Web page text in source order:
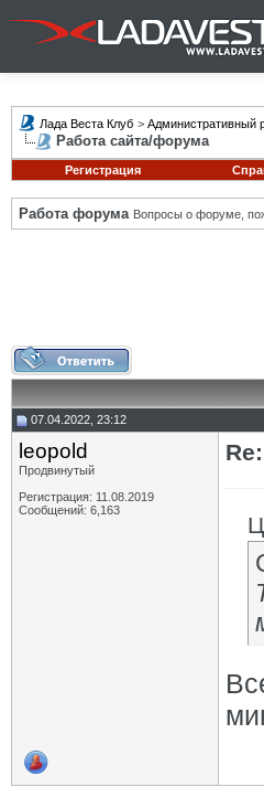
Лада Веста Клуб > Административный
Работа сайта/форума
Регистрация
Работа форума Вопросы о форуме,
07.04.2022, 23:12
leopold
Продвинутый
Регистрация: 11.08.2019
Сообщений: 6,163